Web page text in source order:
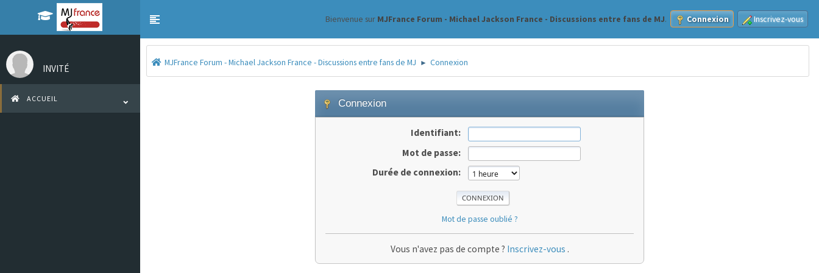
Toggle navigation Bienvenue sur MJFrance Forum - Michael Jackson France - Discussions entre fans de MJ. Connexion Inscrivez-vous
INVITÉ
ACCUEIL
MJFrance Forum - Michael Jackson France - Discussions entre fans de MJ ► Connexion
Connexion
Identifiant:
Mot de passe:
Durée de connexion:
Mot de passe oublié ?
Vous n'avez pas de compte ? Inscrivez-vous .